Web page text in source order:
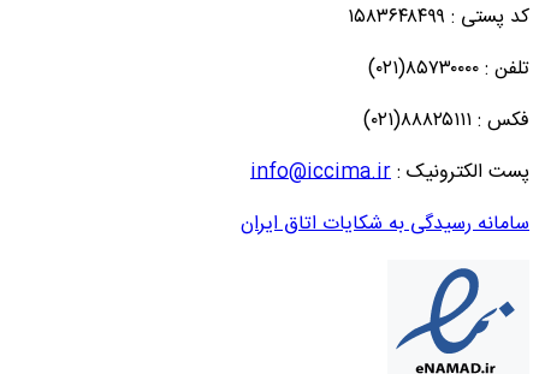
کد پستی : ۱۵۸۳۶۴۸۴۹۹
تلفن : ۸۵۷۳۰۰۰۰(۰۲۱)
فکس : ۸۸۸۲۵۱۱۱(۰۲۱)
پست الکترونیک :info@iccima.ir
سامانه رسیدگی به شکایات اتاق ایران